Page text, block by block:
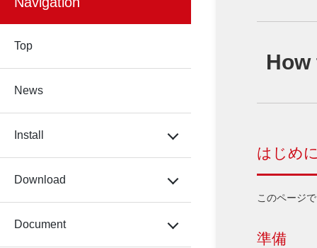
はじめ
このページ
準備
Top
News
Install
Download
Document